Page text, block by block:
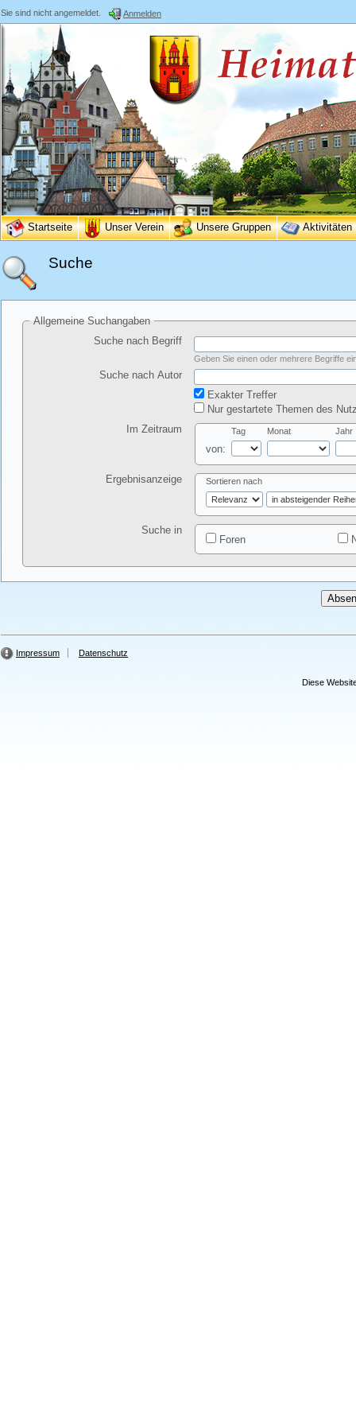
Sie sind nicht angemeldet. Anmelden
Startseite Unser Verein Unsere Gruppen Aktivitäten
Suche
Allgemeine Suchangaben
Suche nach Begriff
Geben Sie einen oder mehrere Begriffe
Suche nach Autor
Exakter Treffer
Nur gestartete Themen des
Im Zeitraum
von:
Tag Monat Jahr
Ergebnisanzeige Sortieren nach
Suche in
Foren
Impressum Datenschutz
Diese